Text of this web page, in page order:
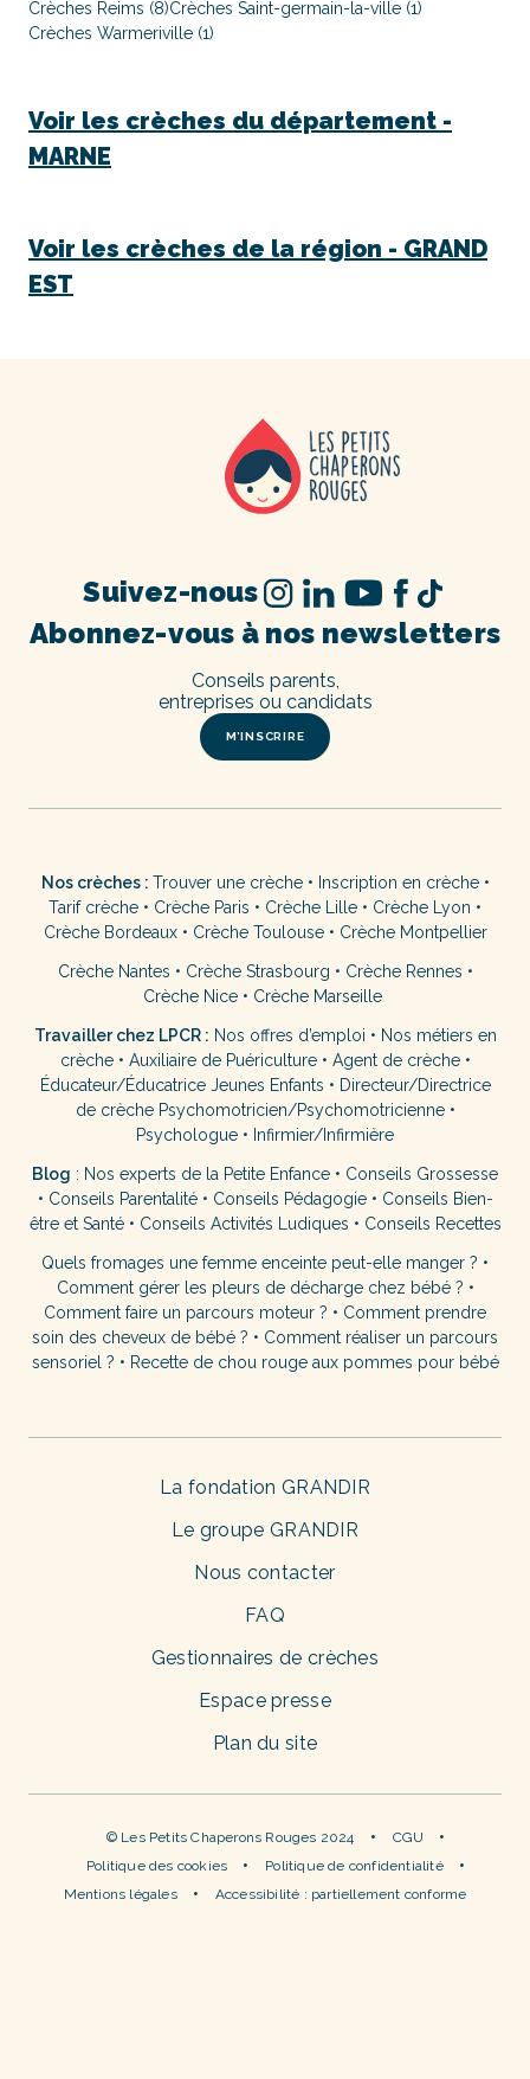
Crèches Reims (8)Crèches Saint-germain-la-ville (1)
Crèches Warmeriville (1)
Voir les crèches du département -
MARNE
Voir les crèches de la région - GRAND
EST
Abonnez-vous à nos newsletters
M’INSCRIRE
Conseils parents,
entreprises ou candidats
Suivez-nous
Nos crèches : Trouver une crèche• Inscription en crèche•
Tarif crèche • Crèche Paris • Crèche Lille • Crèche Lyon •
Crèche Bordeaux• Crèche Toulouse• Crèche Montpellier
Crèche Nantes • Crèche Strasbourg • Crèche Rennes •
Crèche Nice • Crèche Marseille
Travailler chez LPCR : Nos offres d’emploi • Nos métiers en
crèche• Auxiliaire de Puériculture• Agent de crèche•
Éducateur/Éducatrice Jeunes Enfants • Directeur/Directrice
de crèche Psychomotricien/Psychomotricienne•
Psychologue • Infirmier/Infirmière
Blog : Nos experts de la Petite Enfance • Conseils Grossesse
• Conseils Parentalité• Conseils Pédagogie• Conseils Bien-
être et Santé• Conseils Activités Ludiques • Conseils Recettes
Quels fromages une femme enceinte peut-elle manger ? •
Comment gérer les pleurs de décharge chez bébé ? •
Comment faire un parcours moteur ? • Comment prendre
soin des cheveux de bébé ? • Comment réaliser un parcours
sensoriel ? • Recette de chou rouge aux pommes pour bébé
La fondation GRANDIR
Le groupe GRANDIR
Nous contacter
FAQ
Gestionnaires de crèches
Espace presse
Plan du site
© Les Petits Chaperons Rouges 2024
CGU
Politique des cookies
Politique de confidentialité
Mentions légales
Accessibilité : partiellement conforme